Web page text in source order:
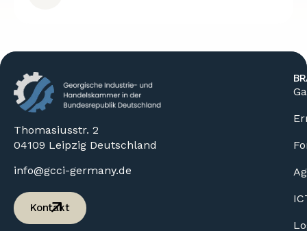
Thomasiusstr. 2
04109 Leipzig Deutschland
info@gcci-germany.de
Kontakt